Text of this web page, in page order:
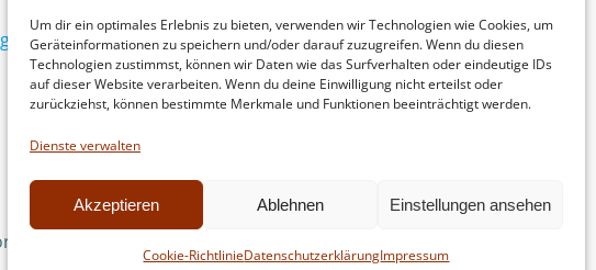
Um dir ein optimales Erlebnis zu bieten, verwenden wir Technologien wie Cookies, um
Geräteinformationen zu speichern und/oder darauf zuzugreifen. Wenn du diesen
Technologien zustimmst, können wir Daten wie das Surfverhalten oder eindeutige IDs
auf dieser Website verarbeiten. Wenn du deine Einwilligung nicht erteilst oder
zurückziehst, können bestimmte Merkmale und Funktionen beeinträchtigt werden.
Dienste verwalten
Akzeptieren Ablehnen Einstellungen ansehen
Cookie-RichtlinieDatenschutzerklärungImpressum
and